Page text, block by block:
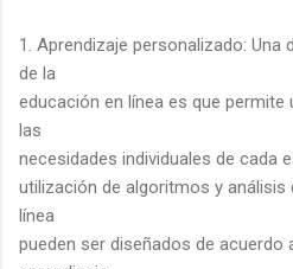
1. Aprendizaje personalizado: Una
de la
educación en línea es que permite
las
necesidades individuales de cada
utilización de algoritmos y
línea
pueden ser diseñados de acuerdo